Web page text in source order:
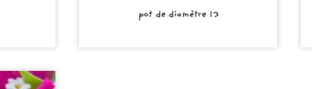
pot de diamètre 13